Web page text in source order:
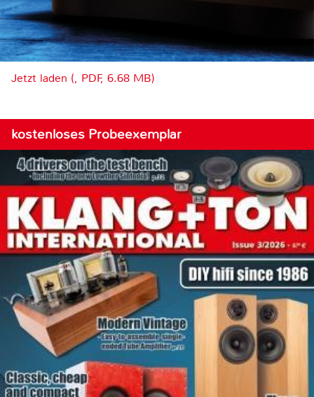
Jetzt laden (, PDF, 6.68 MB)
kostenloses Probeexemplar